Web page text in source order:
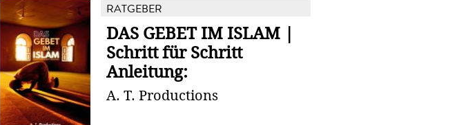
RATGEBER
DAS GEBET IM ISLAM |
Schritt für Schritt
Anleitung:
A. T. Productions